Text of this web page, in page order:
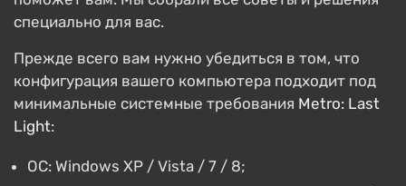
специально для вас.
Прежде всего вам нужно убедиться в том, что
конфигурация вашего компьютера подходит под
минимальные системные требования Metro: Last
Light:
ОС: Windows XP / Vista / 7 / 8;